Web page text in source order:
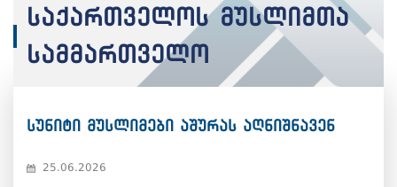
საქართველოს მუსლიმთა
სამმართველო
სუნიტი მუსლიმები აშურას აღნიშნავენ
25.06.2026